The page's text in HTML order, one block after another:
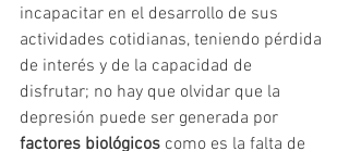
incapacitar en el desarrollo de sus
actividades cotidianas, teniendo pérdida
de interés y de la capacidad de
disfrutar; no hay que olvidar que la
depresión puede ser generada por
factores biológicos como es la falta de